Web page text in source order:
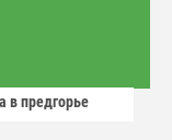
в предгорье